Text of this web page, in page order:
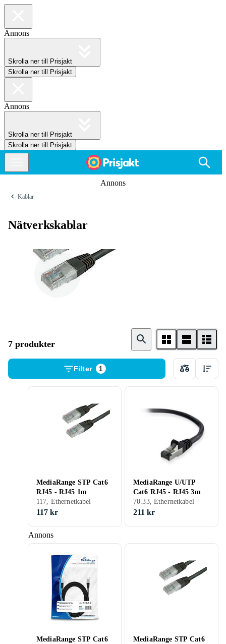
Annons
Skrolla ner till Prisjakt
Skrolla ner till Prisjakt
Annons
Skrolla ner till Prisjakt
Skrolla ner till Prisjakt
Annons
Kablar
Nätverkskablar
7 produkter
Filter 1
Annons
MediaRange STP Cat6
RJ45 - RJ45 1m
117, Ethernetkabel
117 kr
MediaRange U/UTP
Cat6 RJ45 - RJ45 3m
70.33, Ethernetkabel
211 kr
MediaRange STP Cat6
MediaRange STP Cat6